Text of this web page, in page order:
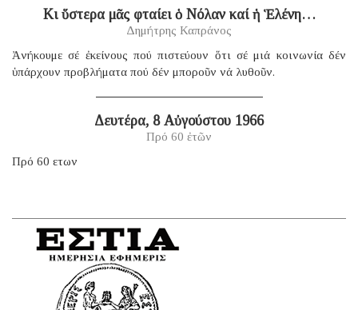
Κι ὕστερα μᾶς φταίει ὁ Νόλαν καί ἡ Ἑλένη…
Δημήτρης Καπράνος
Ἀνήκουμε σέ ἐκείνους πού πιστεύουν ὅτι σέ μιά κοινωνία δέν
ὑπάρχουν προβλήματα πού δέν μποροῦν νά λυθοῦν.
Δευτέρα, 8 Αὐγούστου 1966
Πρό 60 ἐτῶν
Πρό 60 ετων